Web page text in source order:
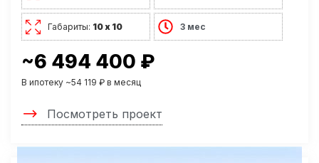
Габариты: 10 х 10 3 мес
~6 494 400 ₽
В ипотеку ~54 119 ₽ в месяц
Посмотреть проект